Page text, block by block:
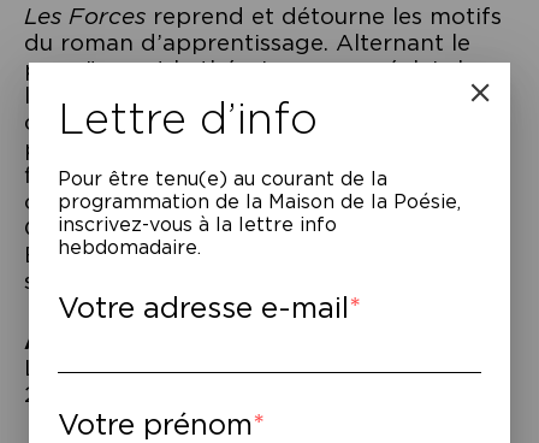
Les Forces reprend et détourne les motifs
du roman d’apprentissage. Alternant le
prosaïque et le théorique en un éclair, le
livre se déploie dans une narration allant
du tragique au comique. L’ensemble est
porté par une nature perçue comme un
flux incessant, une énergie vitale, dont
chaque élément peut contenir la totalité.
On pense à Fiodor Dostoïevski, à Samuel
Beckett, à Simone Weil également dans
son approche de la force.
À lire
Laura Vazquez,Les forces, éd. du sous-sol,
2025.
Lettre d’info
Pour être tenu(e) au courant de la
programmation de la Maison de la Poésie,
inscrivez-vous à la lettre info
hebdomadaire.
Votre adresse e-mail
Votre prénom